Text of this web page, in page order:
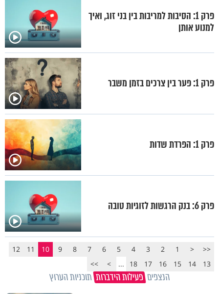
פרק 1: הסיבות למריבות בין בני זוג, ואיך
למנוע אותן
פרק 1: פער בין צרכים בזמן משבר
פרק 1: הפרדת שדות
פרק 6: בנק הרגשות לזוגיות טובה
<<
<
1
2
3
4
5
6
7
8
9
10
11
12
13
14
15
16
17
18
...
>
>>
הנצפים פעילות הידברות תוכניות הערוץ